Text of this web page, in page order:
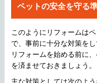
ペットの安全を守る
このようにリフォームは
で、事前に十分な対策を
リフォームを始める前に
を済ませておきましょう。
主な対策としては次のよ